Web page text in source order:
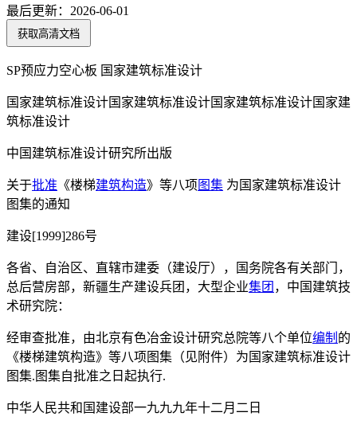
最后更新： 2026-06-01
获取高清文档
SP预应力空心板 国家建筑标准设计
国家建筑标准设计国家建筑标准设计国家建筑标准设计国家建
筑标准设计
中国建筑标准设计研究所出版
关于批准 《楼梯建筑构造》等八项 图集 为国家建筑标准设计
图集的通知
建设[1999]286号
各省、自治区、直辖市建委（建设厅），国务院各有关部门，
总后营房部，新疆生产建设兵团，大型企业集团 ，中国建筑技
术研究院：
经审查批准，由北京有色冶金设计研究总院等八个单位编制 的
《楼梯建筑构造》等八项图集（见附件）为国家建筑标准设计
图集.图集自批准之日起执行.
中华人民共和国建设部一九九九年十二月二日